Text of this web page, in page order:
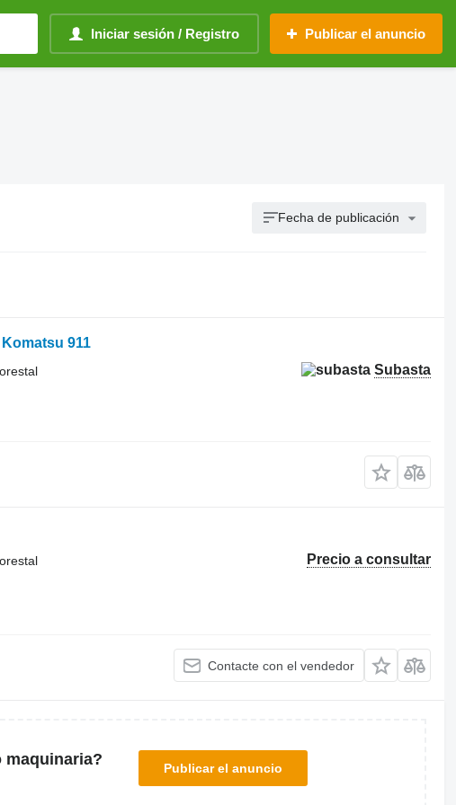
Iniciar sesión / Registro Publicar el anuncio
Fecha de publicación
911
Subasta
Precio a consultar
Contacte con el vendedor
maquinaria?
Publicar el anuncio